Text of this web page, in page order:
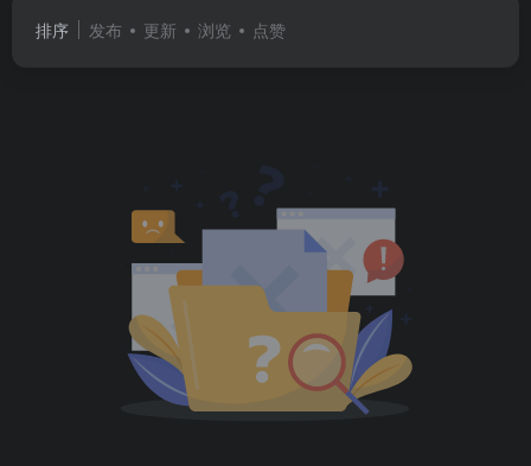
排序 发布 更新 浏览 点赞